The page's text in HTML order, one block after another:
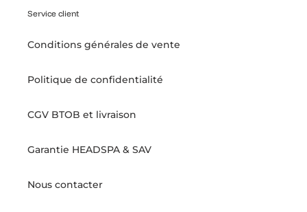
Service client
Conditions générales de vente
Politique de confidentialité
CGV BTOB et livraison
Garantie HEADSPA & SAV
Nous contacter